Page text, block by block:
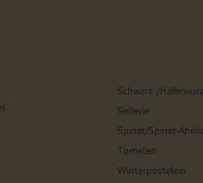
Schwarz-/
Sellerie
Spinat/Spinat-
Tomaten
Winterpostelein